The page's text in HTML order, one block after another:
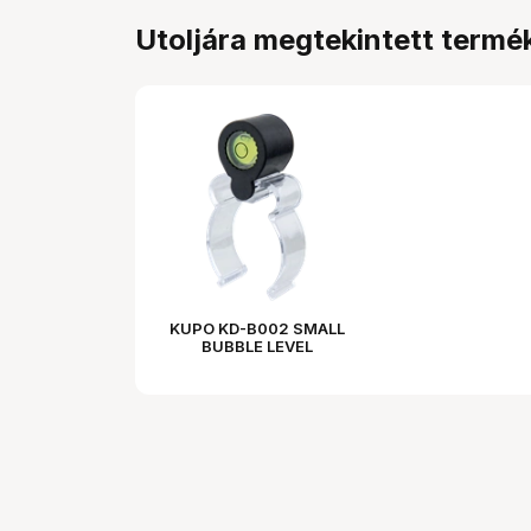
Utoljára megtekintett
KUPO KD-B002 SMALL
BUBBLE LEVEL